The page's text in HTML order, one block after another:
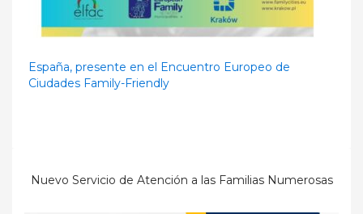
España, presente en el Encuentro Europeo de
Ciudades Family-Friendly
Nuevo Servicio de Atención a las Familias Numerosas